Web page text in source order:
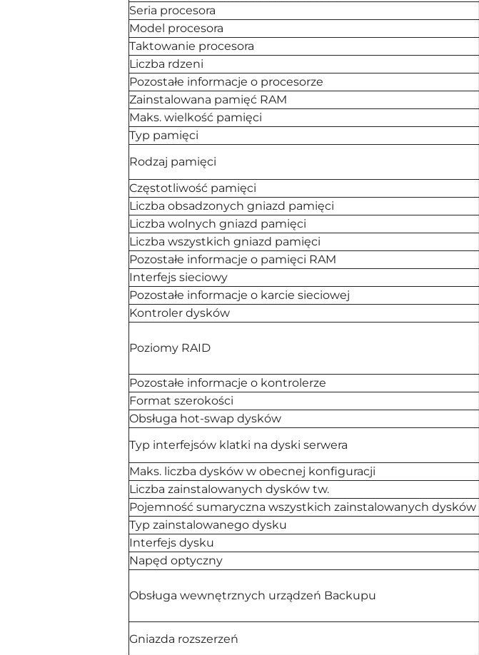
Seria procesora
Model procesora
Taktowanie procesora
Liczba rdzeni
Pozostałe informacje o procesorze
Zainstalowana pamięć RAM
Maks. wielkość pamięci
Typ pamięci
Rodzaj pamięci
Częstotliwość pamięci
Liczba obsadzonych gniazd pamięci
Liczba wolnych gniazd pamięci
Liczba wszystkich gniazd pamięci
Pozostałe informacje o pamięci RAM
Interfejs sieciowy
Pozostałe informacje o karcie sieciowej
Kontroler dysków
Poziomy RAID
Pozostałe informacje o kontrolerze
Format szerokości
Obsługa hot-swap dysków
Typ interfejsów klatki na dyski serwera
Maks. liczba dysków w obecnej konfiguracji
Liczba zainstalowanych dysków tw.
Pojemność sumaryczna wszystkich zainstalowanych dysków
Typ zainstalowanego dysku
Interfejs dysku
Napęd optyczny
Obsługa wewnętrznych urządzeń Backupu
Gniazda rozszerzeń